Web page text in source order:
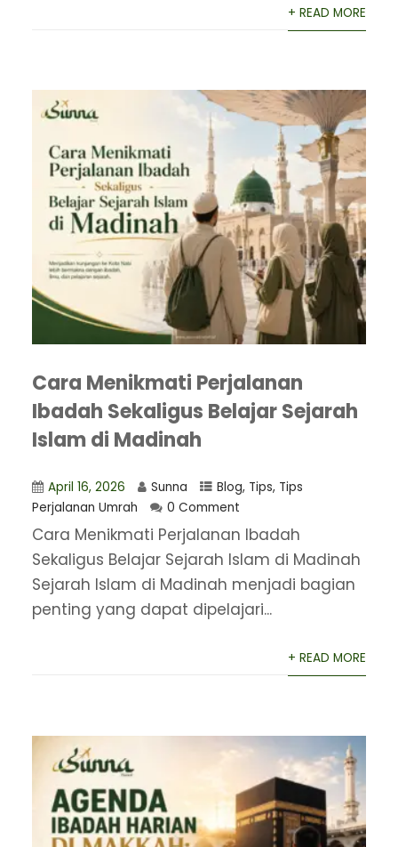
+ READ MORE
Cara Menikmati Perjalanan
Ibadah Sekaligus Belajar Sejarah
Islam di Madinah
April 16, 2026 Sunna Blog, Tips, Tips
Perjalanan Umrah
0 Comment
Cara Menikmati Perjalanan Ibadah
Sekaligus Belajar Sejarah Islam di Madinah
Sejarah Islam di Madinah menjadi bagian
penting yang dapat dipelajari...
+ READ MORE